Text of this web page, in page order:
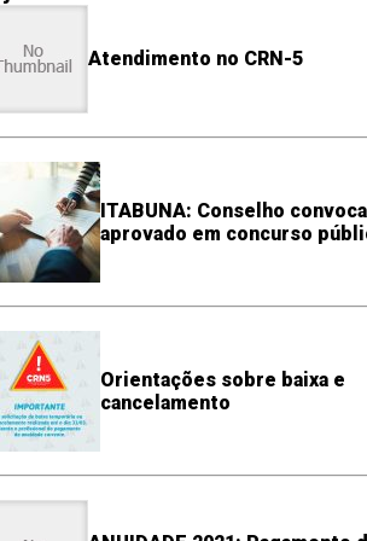
Atendimento no CRN-5
ITABUNA: Conselho
aprovado em concurso
Orientações sobre baixa e
cancelamento